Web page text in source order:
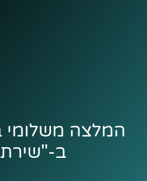
המלצה משלומי
ב-